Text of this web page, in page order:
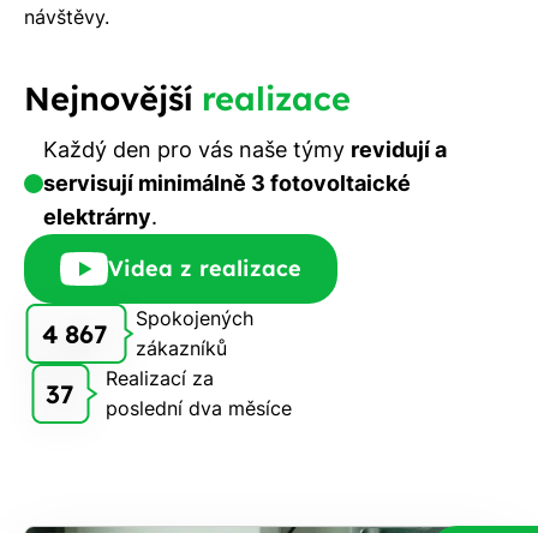
návštěvy.
Nejnovější realizace
Každý den pro vás naše týmy revidují a
servisují minimálně 3 fotovoltaické
elektrárny.
Videa z realizace
4 867
Spokojených
zákazníků
37
Realizací za
poslední dva měsíce